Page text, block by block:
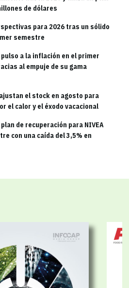
de dólares
para 2026 tras un sólido
semestre
a la inflación en el primer
al empuje de su gama
el stock en agosto para
el calor y el éxodo vacacional
de recuperación para NIVEA
con una caída del 3,5% en